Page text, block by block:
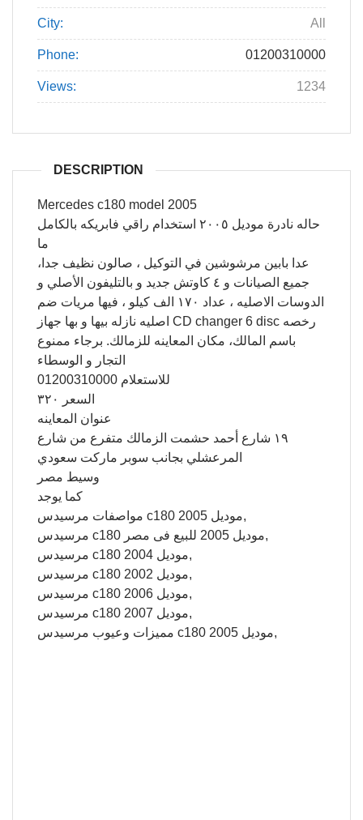
City: All
Phone: 01200310000
Views: 1234
DESCRIPTION
Mercedes c180 model 2005
حاله نادرة موديل ٢٠٠٥ استخدام راقي فابريكه بالكامل
ما
عدا بابين مرشوشين في التوكيل ، صالون نظيف جدا،
جميع الصيانات و ٤ كاوتش جديد و بالتليفون الأصلي و
الدوسات الاصليه ، عداد ١٧٠ الف كيلو ، فيها مريات ضم
اصليه نازله بيها و بها جهاز CD changer 6 disc رخصه
باسم المالك، مكان المعاينه للزمالك. برجاء ممنوع
التجار و الوسطاء
للاستعلام 01200310000
السعر ٣٢٠
عنوان المعاينه
١٩ شارع أحمد حشمت الزمالك متفرع من شارع
المرعشلي بجانب سوبر ماركت سعودي
وسيط مصر
كما يوجد
مواصفات مرسيدس c180 موديل 2005,
مرسيدس c180 موديل 2005 للبيع فى مصر,
مرسيدس c180 موديل 2004,
مرسيدس c180 موديل 2002,
مرسيدس c180 موديل 2006,
مرسيدس c180 موديل 2007,
مميزات وعيوب مرسيدس c180 موديل 2005,